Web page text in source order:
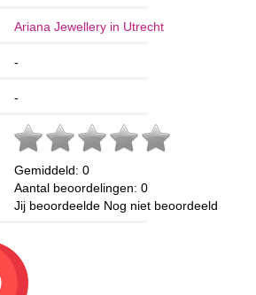
Ariana Jewellery in Utrecht
-
-
Gemiddeld: 0
Aantal beoordelingen: 0
Jij beoordeelde Nog niet beoordeeld